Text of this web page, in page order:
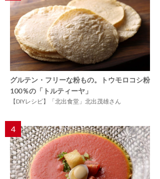
グルテン・フリーな粉もの。トウモロコシ粉
100％の「トルティーヤ」
【DIYレシピ】「北出食堂」北出茂雄さん
4